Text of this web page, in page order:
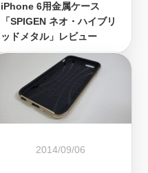
iPhone 6用金属ケース
「SPIGEN ネオ・ハイブリ
ッドメタル」レビュー
2014/09/06